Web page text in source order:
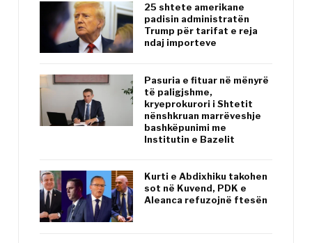
25 shtete amerikane
padisin administratën
Trump për tarifat e reja
ndaj importeve
Pasuria e fituar në mënyrë
të paligjshme,
kryeprokurori i Shtetit
nënshkruan marrëveshje
bashkëpunimi me
Institutin e Bazelit
Kurti e Abdixhiku takohen
sot në Kuvend, PDK e
Aleanca refuzojnë ftesën